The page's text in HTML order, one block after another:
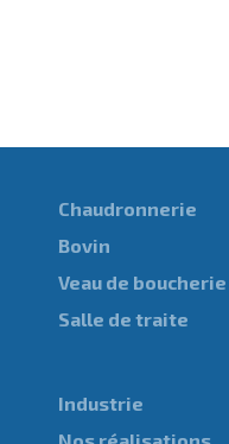
Chaudronnerie
Bovin
Veau de boucherie
Salle de traite
Industrie
Nos réalisations